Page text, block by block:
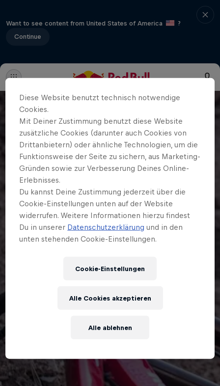
Want to see content from United States of America
?
Continue
Diese Website benutzt technisch notwendige
Cookies.
Mit Deiner Zustimmung benutzt diese Website
zusätzliche Cookies (darunter auch Cookies von
Drittanbietern) oder ähnliche Technologien, um die
Funktionsweise der Seite zu sichern, aus Marketing-
Gründen sowie zur Verbesserung Deines Online-
Erlebnisses.
Du kannst Deine Zustimmung jederzeit über die
Cookie-Einstellungen unten auf der Website
widerrufen. Weitere Informationen hierzu findest
Du in unserer Datenschutzerklärung und in den
unten stehenden Cookie-Einstellungen.
Cookie-Einstellungen
Alle ablehnen
Alle Cookies akzeptieren